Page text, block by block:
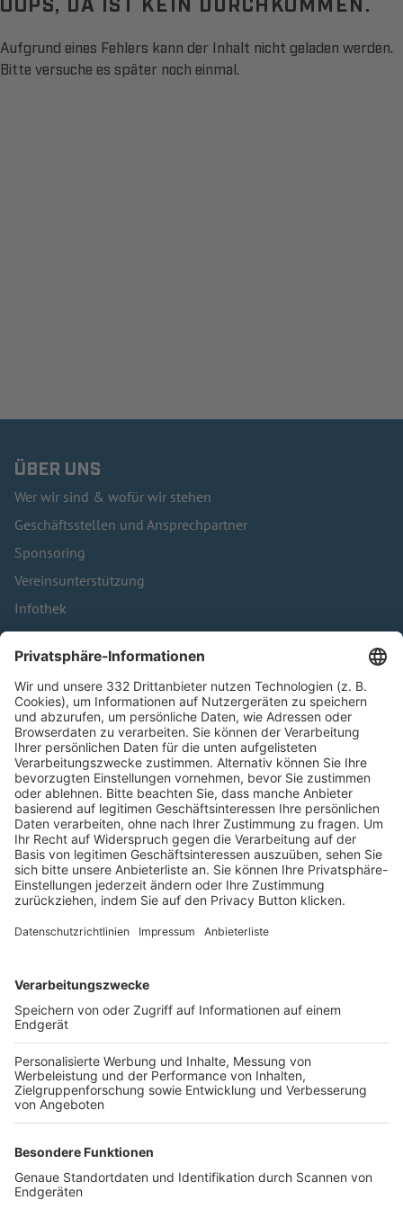
Aufgrund eines Fehlers kann der Inhalt nicht geladen werden.
Bitte versuche es später noch einmal.
ÜBER UNS
Wer wir sind & wofür wir stehen
Geschäftsstellen und Ansprechpartner
Sponsoring
Vereinsunterstützung
Infothek
Kontakt
HÄUFIG BESUCHTE SEITEN
Pässe und Vereinswechsel
Trainerausbildung
Schulungsangebot Vereinsmitarbeiter
BFV-Geschäftsstellen
Trainerbörse
Login SpielPlus
FOLGE DEM BFV
TOP-VEREINE
TOP-PARTNER